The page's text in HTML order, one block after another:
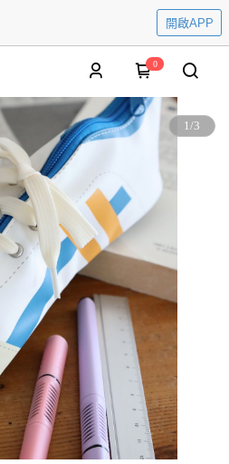
開啟APP
0
1/3